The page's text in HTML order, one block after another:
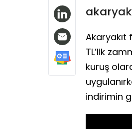
Akaryakıt
TL’lik
kuruş
indirimin